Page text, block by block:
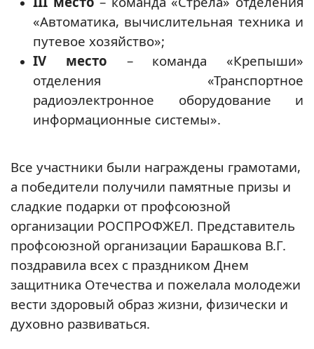
«Автоматика, вычислительная техника и
путевое хозяйство»;
IV место – команда «Крепыши»
отделения «Транспортное
радиоэлектронное оборудование и
информационные системы».
Все участники были награждены грамотами,
а победители получили памятные призы и
сладкие подарки от профсоюзной
организации РОСПРОФЖЕЛ. Представитель
профсоюзной организации Барашкова В.Г.
поздравила всех с праздником Днем
защитника Отечества и пожелала молодежи
вести здоровый образ жизни, физически и
духовно развиваться.